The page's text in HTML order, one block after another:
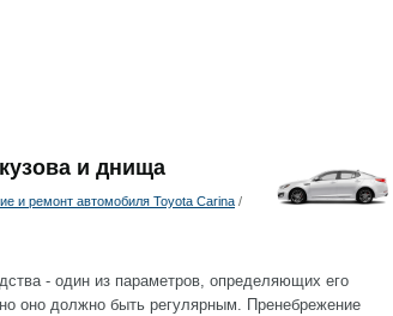
и днища
и ремонт автомобиля Toyota Carina /
- один из параметров, определяющих его
оно должно быть регулярным. Пренебрежение